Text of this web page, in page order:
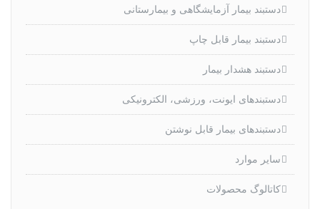
دستبند بیمار آزمایشگاهی و بیمارستانی
دستبند بیمار قابل چاپ
دستبند هشدار بیمار
دستبندهای ایونت، ورزشی، الکترونیکی
دستبندهای بیمار قابل نوشتن
سایر موارد
کاتالوگ محصولات